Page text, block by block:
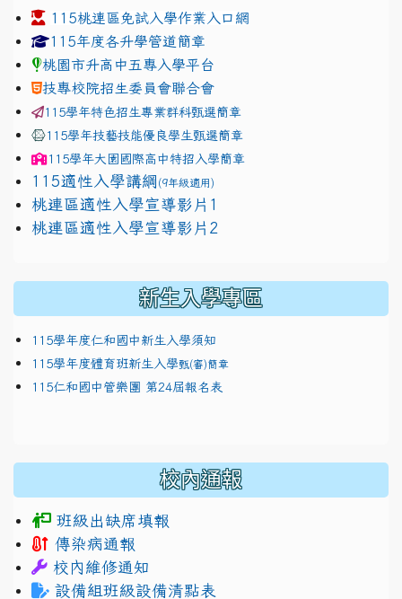
115桃連區免試入學作業入口網
link to https://www.jhjhs.tyc.edu.tw/modules/
115年度各升學管道簡章
桃園市升高中五專入學平台
技專校院招生委員會聯合會
115學年特色招生專業群科甄選簡章
115學年技藝技能優良學生甄選簡章
115學年大園國際高中特招入學簡章
115適性入學講綱 (9年級適用)
link to https://docs.google.com/presentation/d/
桃連區適性入學宣導影片1
link to https://docs.google.com/presentation/d/
桃連區適性入學宣導影片2
新生入學專區
115學年度仁和國中新生入學須知
115學年度體育班新生入學甄(審)簡章
115仁和國中管樂團 第24屆報名表
校內通報
班級出缺席填報
傳染病通報
校內維修通知
設備組班級設備清點表